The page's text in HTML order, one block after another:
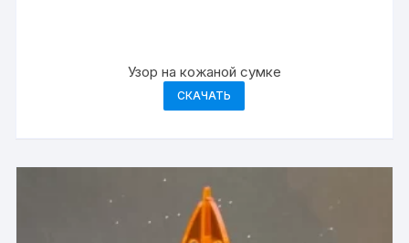
Узор на кожаной сумке
СКАЧАТЬ